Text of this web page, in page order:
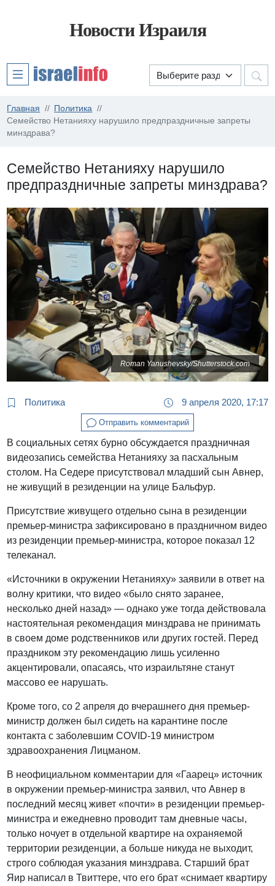
Новости Израиля
Главная
Политика
Семейство Нетанияху нарушило предпраздничные запреты
минздрава?
Семейство Нетанияху нарушило
предпраздничные запреты минздрава?
Roman Yanushevsky/Shutterstock.com
Политика 9 апреля 2020, 17:17
Отправить комментарий
В социальных сетях бурно обсуждается праздничная
видеозапись семейства Нетанияху за пасхальным
столом. На Седере присутствовал младший сын Авнер,
не живущий в резиденции на улице Бальфур.
Присутствие живущего отдельно сына в резиденции
премьер-министра зафиксировано в праздничном видео
из резиденции премьер-министра, которое показал 12
телеканал.
«Источники в окружении Нетанияху» заявили в ответ на
волну критики, что видео «было снято заранее,
несколько дней назад» — однако уже тогда действовала
настоятельная рекомендация минздрава не принимать
в своем доме родственников или других гостей. Перед
праздником эту рекомендацию лишь усиленно
акцентировали, опасаясь, что израильтяне станут
массово ее нарушать.
Кроме того, со 2 апреля до вчерашнего дня премьер-
министр должен был сидеть на карантине после
контакта с заболевшим COVID-19 министром
здравоохранения Лицманом.
В неофициальном комментарии для «Гаарец» источник
в окружении премьер-министра заявил, что Авнер в
последний месяц живет «почти» в резиденции премьер-
министра и ежедневно проводит там дневные часы,
только ночует в отдельной квартире на охраняемой
территории резиденции, а больше никуда не выходит,
строго соблюдая указания минздрава. Старший брат
Яир написал в Твиттере, что его брат «снимает квартиру